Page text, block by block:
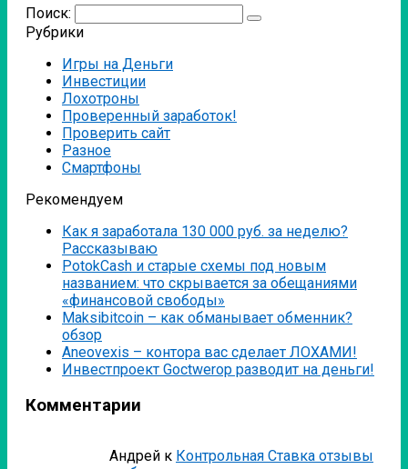
Поиск:
Рубрики
Игры на Деньги
Инвестиции
Лохотроны
Проверенный заработок!
Проверить сайт
Разное
Смартфоны
Рекомендуем
Как я заработала 130 000 руб. за неделю?
Рассказываю
PotokCash и старые схемы под новым
названием: что скрывается за обещаниями
«финансовой свободы»
Мaksibitcoin – как обманывает обменник?
обзор
Аneovexis – контора вас сделает ЛОХАМИ!
Инвестпроект Goctwerop разводит на деньги!
Комментарии
Андрей к Контрольная Ставка отзывы